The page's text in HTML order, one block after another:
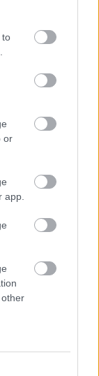
to
or
app.
σχεδιαστεί
για αυτές. Η
οι χώροι
πισίνας
των